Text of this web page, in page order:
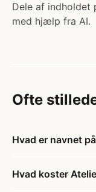
Dele af indholdet
med hjælp fra AI.
Ofte
Hvad er navnet
Hvad koster